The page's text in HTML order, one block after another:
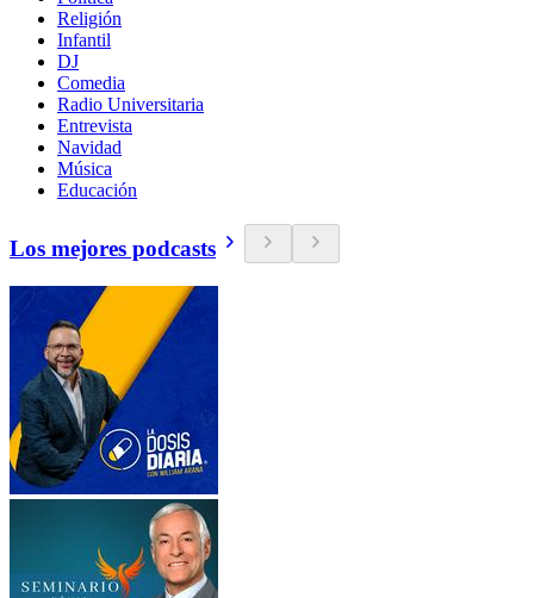
Religión
Infantil
DJ
Comedia
Radio Universitaria
Entrevista
Navidad
Música
Educación
Los mejores podcasts